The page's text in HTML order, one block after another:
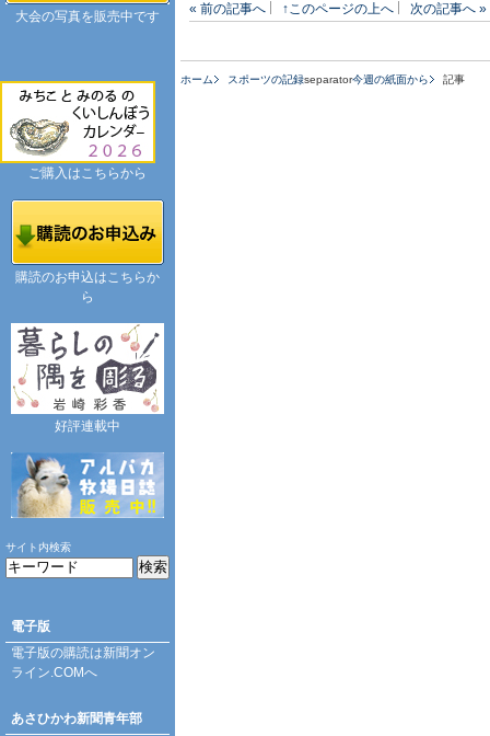
« 前の記事へ ↑このページの上へ 次の記事へ »
ホーム スポーツの記録separator今週の紙面から 記事
大会の写真を販売中です
ご購入はこちらから
購読のお申込はこちらか
ら
好評連載中
サイト内検索
電子版
電子版の購読は新聞オン
ライン.COMへ
あさひかわ新聞青年部